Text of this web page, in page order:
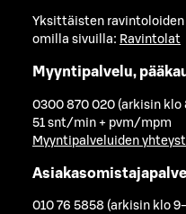
Yksittäisten
omilla sivuilla: Ravintolat
Myyntipalvelu,
0300 870 020 (arkisin klo
51 snt/min + pvm/mpm
Myyntipalveluiden
010 76 5858 (arkisin klo